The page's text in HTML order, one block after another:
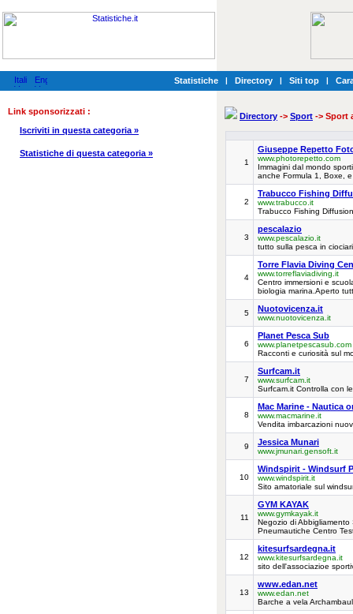
Statistiche | Directory | Siti top |
Link sponsorizzati :
Iscriviti in questa categoria »
Statistiche di questa categoria »
Directory -> Sport -> Sport
1
Giuseppe Repetto
www.photorepetto.com
Immagini dal mondo
anche Formula 1, Boxe,
2
Trabucco Fishing
www.trabucco.it
Trabucco Fishing
3
pescalazio
www.pescalazio.it
tutto sulla pesca in
4
Torre Flavia Diving
www.torreflaviadiving.it
Centro immersioni e
biologia marina.Aperto
5 Nuotovicenza.it
www.nuotovicenza.it
6
Planet Pesca Sub
www.planetpescasub.com
Racconti e curiosità sul
7
Surfcam.it
www.surfcam.it
Surfcam.it Controlla con
8
Mac Marine - Nautica
www.macmarine.it
Vendita imbarcazioni
9 Jessica Munari
www.jmunari.gensoft.it
10
Windspirit - Windsurf
www.windspirit.it
Sito amatoriale sul
11
GYM KAYAK
www.gymkayak.it
Negozio di Abbigliamento
Pneumautiche Centro
12
kitesurfsardegna.it
www.kitesurfsardegna.it
sito dell'associazioe
13
www.edan.net
www.edan.net
Barche a vela